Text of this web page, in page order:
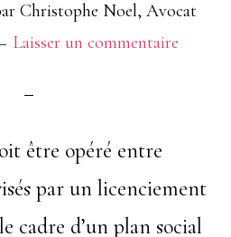
Christophe Noel, Avocat
Laisser un commentaire
être opéré entre
par un licenciement
cadre d’un plan social